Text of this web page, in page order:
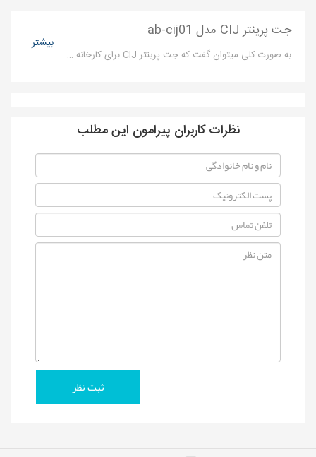
جت پرینتر CIJ مدل ab-cij01
به صورت کلی میتوان گفت که جت پرینتر CIJ برای کارخانه هایی مناسب است که در طول روز قصد چاپ به تعداد بالا دارند
بیشتر
نظرات کاربران پیرامون این مطلب